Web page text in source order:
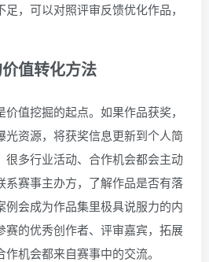
，可以对照评审反馈优化作品，
值转化方法
值挖掘的起点。如果作品获奖，
光资源，将获奖信息更新到个人简
很多行业活动、合作机会都会主动
系赛事主办方，了解作品是否有落
例会成为作品集里极具说服力的内
赛的优秀创作者、评审嘉宾，拓展
机会都来自赛事中的交流。